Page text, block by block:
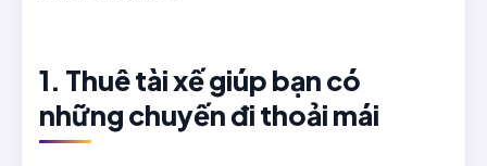
1. Thuê tài xế giúp bạn có
những chuyến đi thoải mái